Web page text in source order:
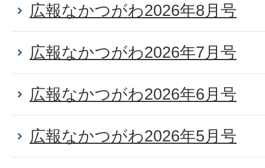
広報なかつがわ2026年8月号
広報なかつがわ2026年7月号
広報なかつがわ2026年6月号
広報なかつがわ2026年5月号